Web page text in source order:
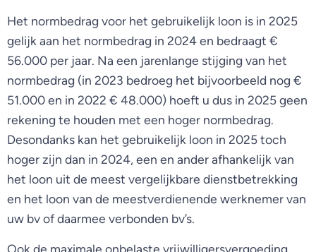
Het normbedrag voor het gebruikelijk loon is in 2025
gelijk aan het normbedrag in 2024 en bedraagt €
56.000 per jaar. Na een jarenlange stijging van het
normbedrag (in 2023 bedroeg het bijvoorbeeld nog €
51.000 en in 2022 € 48.000) hoeft u dus in 2025 geen
rekening te houden met een hoger normbedrag.
Desondanks kan het gebruikelijk loon in 2025 toch
hoger zijn dan in 2024, een en ander afhankelijk van
het loon uit de meest vergelijkbare dienstbetrekking
en het loon van de meestverdienende werknemer van
uw bv of daarmee verbonden bv’s.
Ook de maximale onbelaste vrijwilligersvergoeding